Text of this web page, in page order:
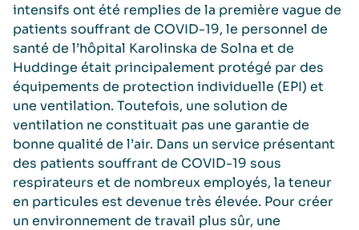
intensifs ont été remplies de la première vague de
patients souffrant de COVID-19, le personnel de
santé de l’hôpital Karolinska de Solna et de
Huddinge était principalement protégé par des
équipements de protection individuelle (EPI) et
une ventilation. Toutefois, une solution de
ventilation ne constituait pas une garantie de
bonne qualité de l’air. Dans un service présentant
des patients souffrant de COVID-19 sous
respirateurs et de nombreux employés, la teneur
en particules est devenue très élevée. Pour créer
un environnement de travail plus sûr, une